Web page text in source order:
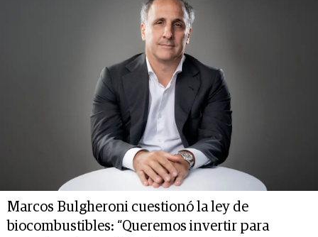
Marcos Bulgheroni cuestionó la ley de
biocombustibles: “Queremos invertir para